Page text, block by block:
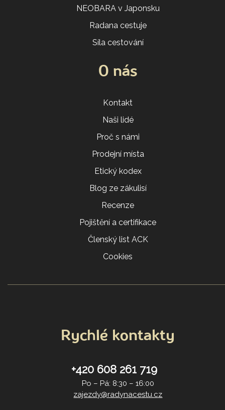
NEOBARA v Japonsku
Radana cestuje
Síla cestování
O nás
Kontakt
Naši lidé
Proč s námi
Prodejní místa
Etický kodex
Blog ze zákulisí
Recenze
Pojištění a certifikace
Členský list ACK
Cookies
Rychlé kontakty
+420 608 261 719
Po – Pá: 8:30 – 16:00
zajezdy@radynacestu.cz